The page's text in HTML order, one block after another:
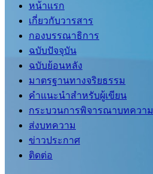
หน้าแรก
เกี่ยวกับวารสาร
กองบรรณาธิการ
ฉบับปัจจุบัน
ฉบับย้อนหลัง
มาตรฐานทางจริยธรรม
คำแนะนำสำหรับผู้เขียน
กระบวนการพิจารณาบทความ
ส่งบทความ
ข่าวประกาศ
ติดต่อ